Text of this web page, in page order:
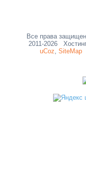
Все права
2011-2026
uCoz SiteMap